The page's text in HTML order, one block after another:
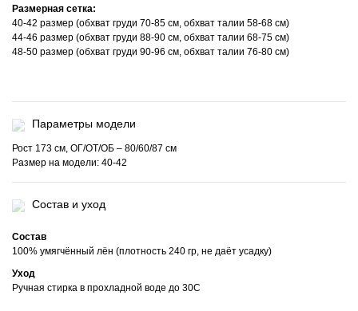
Размерная сетка:
40-42 размер (обхват груди 70-85 см, обхват талии 58-68 см)
44-46 размер (обхват груди 88-90 см, обхват талии 68-75 см)
48-50 размер (обхват груди 90-96 см, обхват талии 76-80 см)
Параметры модели
Рост 173 см, ОГ/ОТ/ОБ – 80/60/87 см
Размер на модели: 40-42
Состав и уход
Состав
100% умягчённый лён (плотность 240 гр, не даёт усадку)
Уход
Ручная стирка в прохладной воде до 30С